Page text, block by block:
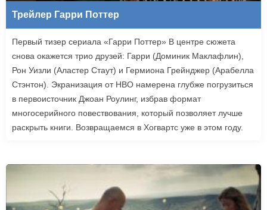
Трейлер Гарри Поттер
Первый тизер сериала «Гарри Поттер» В центре сюжета
снова окажется трио друзей: Гарри (Доминик Маклафлин),
Рон Уизли (Аластер Стаут) и Гермиона Грейнджер (Арабелла
Стэнтон). Экранизация от HBO намерена глубже погрузиться
в первоисточник Джоан Роулинг, избрав формат
многосерийного повествования, который позволяет лучше
раскрыть книги. Возвращаемся в Хогвартс уже в этом году.